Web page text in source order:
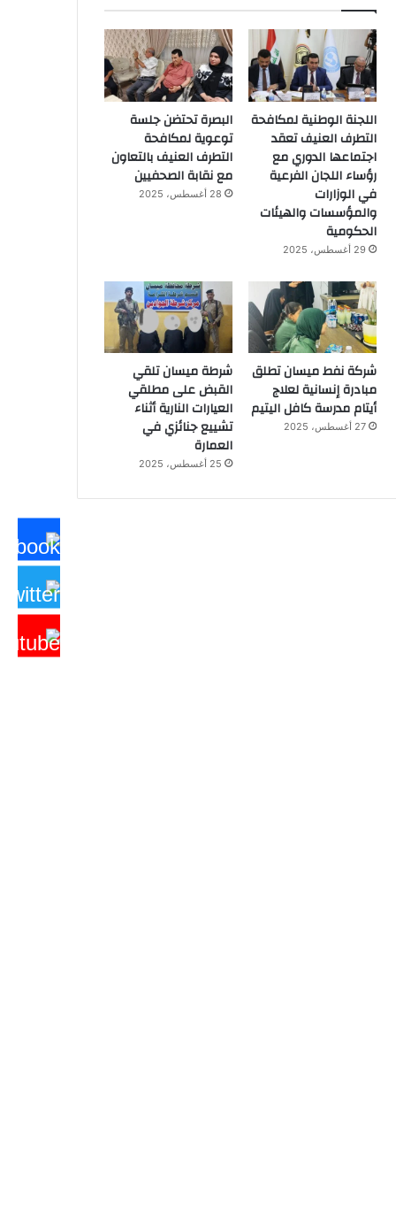
اللجنة الوطنية لمكافحة
التطرف العنيف تعقد
اجتماعها الدوري مع
رؤساء اللجان الفرعية
في الوزارات
والمؤسسات والهيئات
الحكومية
29 أغسطس، 2025
البصرة تحتضن جلسة
توعوية لمكافحة
التطرف العنيف بالتعاون
مع نقابة الصحفيين
28 أغسطس، 2025
شركة نفط ميسان تطلق
مبادرة إنسانية لعلاج
أيتام مدرسة كافل اليتيم
27 أغسطس، 2025
شرطة ميسان تلقي
القبض على مطلقي
العيارات النارية أثناء
تشييع جنائزي في
العمارة
25 أغسطس، 2025